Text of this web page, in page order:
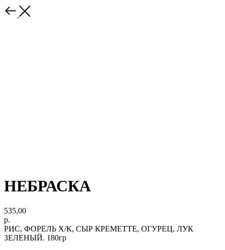
НЕБРАСКА
535,00
р.
РИС, ФОРЕЛЬ Х/К, СЫР КРЕМЕТТЕ, ОГУРЕЦ, ЛУК
ЗЕЛЕНЫЙ. 180гр